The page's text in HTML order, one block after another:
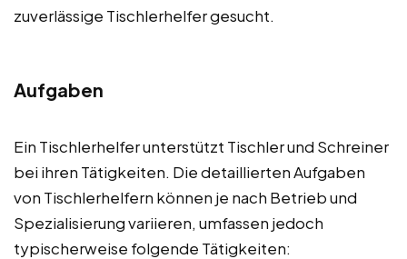
zuverlässige Tischlerhelfer gesucht.
Aufgaben
Ein Tischlerhelfer unterstützt Tischler und Schreiner
bei ihren Tätigkeiten. Die detaillierten Aufgaben
von Tischlerhelfern können je nach Betrieb und
Spezialisierung variieren, umfassen jedoch
typischerweise folgende Tätigkeiten: